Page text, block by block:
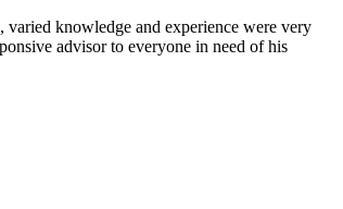
varied knowledge and experience were very
advisor to everyone in need of his